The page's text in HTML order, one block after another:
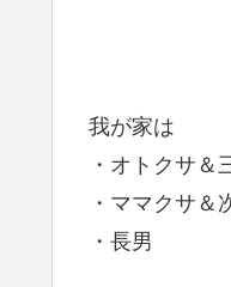
我が家は
・オトクサ＆
・ママクサ＆
・長男